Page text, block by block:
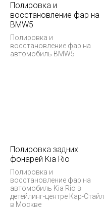
Полировка и
восстановление фар на
BMW5
Полировка и
восстановление фар на
автомобиль BMW5
Полировка задних
фонарей Kia Rio
Полировка и
восстановление фар на
автомобиль Kia Rio в
детейлинг-центре Кар-Стайл
в Москве